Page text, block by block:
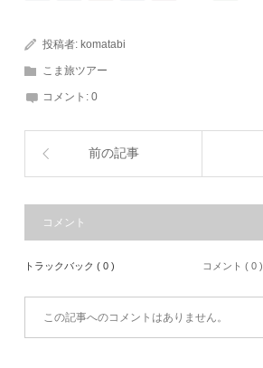
投稿者: komatabi
こま旅ツアー
コメント:0
前の記事
コメント
トラックバック ( 0 ) コメント ( 0 )
この記事へのコメントはありません。